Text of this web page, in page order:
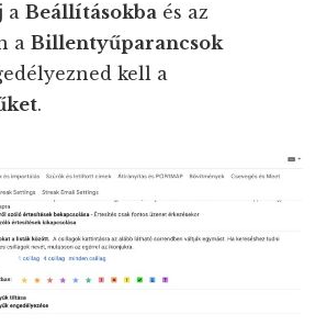
aBeállításokba és az
aBillentyűparancsok
kell a
.